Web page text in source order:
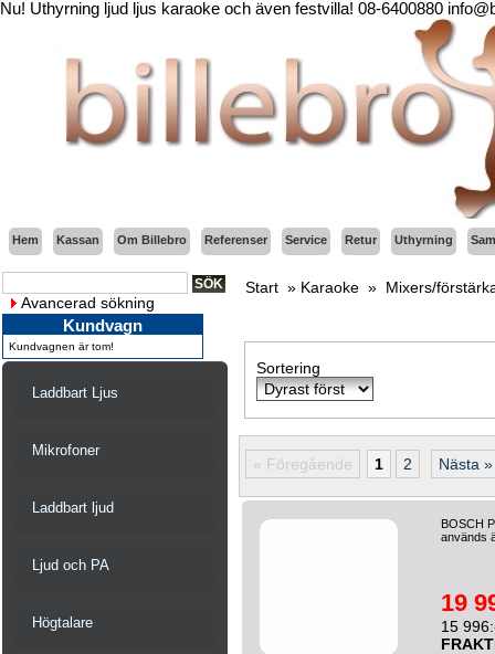
Nu! Uthyrning ljud ljus karaoke och även festvilla! 08-6400880
Hem Kassan Om Billebro Referenser Service Retur Uthyrning
Avancerad sökning
Kundvagn
Kundvagnen är tom!
Laddbart Ljus
Mikrofoner
Laddbart ljud
Ljud och PA
Högtalare
Start » Karaoke » Mixers/
Sortering
« Föregående 1 2 Nästa »
BOSCH
används
19
15